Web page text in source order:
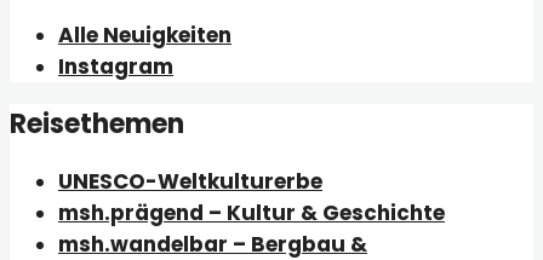
Alle Neuigkeiten
Instagram
Reisethemen
UNESCO-Weltkulturerbe
msh.prägend – Kultur & Geschichte
msh.wandelbar – Bergbau &